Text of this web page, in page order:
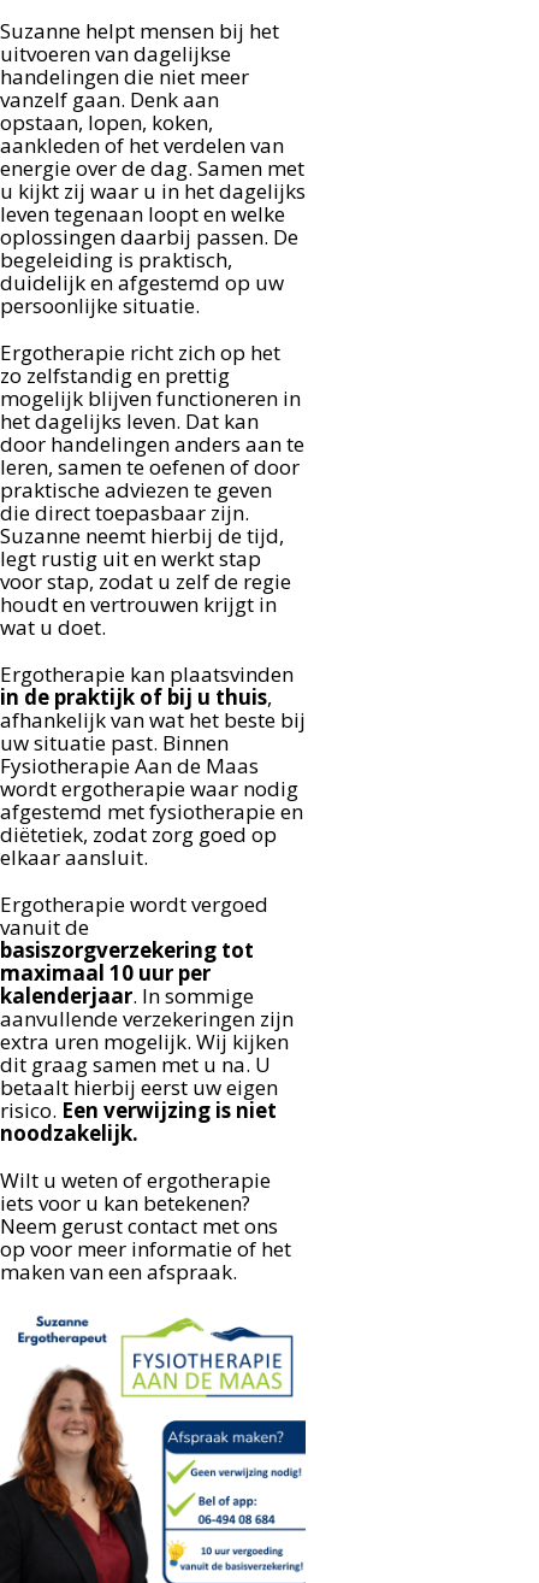
Suzanne helpt mensen bij het
uitvoeren van dagelijkse
handelingen die niet meer
vanzelf gaan. Denk aan
opstaan, lopen, koken,
aankleden of het verdelen van
energie over de dag. Samen met
u kijkt zij waar u in het dagelijks
leven tegenaan loopt en welke
oplossingen daarbij passen. De
begeleiding is praktisch,
duidelijk en afgestemd op uw
persoonlijke situatie.
Ergotherapie richt zich op het
zo zelfstandig en prettig
mogelijk blijven functioneren in
het dagelijks leven. Dat kan
door handelingen anders aan te
leren, samen te oefenen of door
praktische adviezen te geven
die direct toepasbaar zijn.
Suzanne neemt hierbij de tijd,
legt rustig uit en werkt stap
voor stap, zodat u zelf de regie
houdt en vertrouwen krijgt in
wat u doet.
Ergotherapie kan plaatsvinden
in de praktijk of bij u thuis,
afhankelijk van wat het beste bij
uw situatie past. Binnen
Fysiotherapie Aan de Maas
wordt ergotherapie waar nodig
afgestemd met fysiotherapie en
diëtetiek, zodat zorg goed op
elkaar aansluit.
Ergotherapie wordt vergoed
vanuit de
basiszorgverzekering tot
maximaal 10 uur per
kalenderjaar. In sommige
aanvullende verzekeringen zijn
extra uren mogelijk. Wij kijken
dit graag samen met u na. U
betaalt hierbij eerst uw eigen
risico. Een verwijzing is niet
noodzakelijk.
Wilt u weten of ergotherapie
iets voor u kan betekenen?
Neem gerust contact met ons
op voor meer informatie of het
maken van een afspraak.